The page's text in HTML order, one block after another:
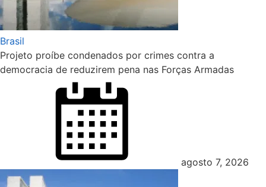
Brasil
Projeto proíbe condenados por crimes contra a
democracia de reduzirem pena nas Forças Armadas
agosto 7, 2026